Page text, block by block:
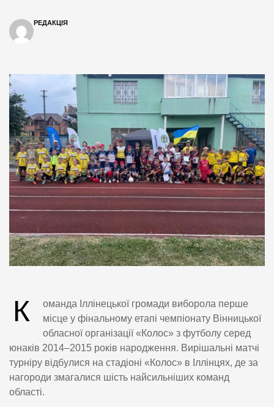
РЕДАКЦІЯ
К
оманда Іллінецької громади виборола перше
місце у фінальному етапі чемпіонату Вінницької
обласної організації «Колос» з футболу серед
юнаків 2014–2015 років народження. Вирішальні матчі
турніру відбулися на стадіоні «Колос» в Іллінцях, де за
нагороди змагалися шість найсильніших команд
області.